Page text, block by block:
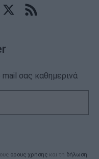
mail σας καθημερινά
όρους χρήσης και τη δήλωση